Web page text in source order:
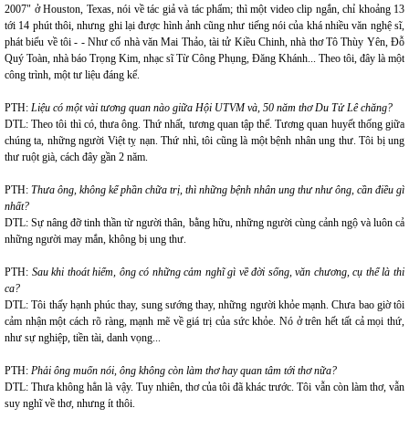
2007" ở Houston, Texas, nói về tác giả và tác phẩm; thì một video clip ngắn, chỉ khoảng 13
tới 14 phút thôi, nhưng ghi lại được hình ảnh cũng như tiếng nói của khá nhiều văn nghệ sĩ,
phát biểu về tôi - - Như cố nhà văn Mai Thảo, tài tử Kiều Chinh, nhà thơ Tô Thùy Yên, Đỗ
Quý Toàn, nhà báo Trọng Kim, nhạc sĩ Từ Công Phụng, Đăng Khánh... Theo tôi, đây là một
công trình, một tư liệu đáng kể.
PTH: Liệu có một vài tương quan nào giữa Hội UTVM và, 50 năm thơ Du Tử Lê chăng?
DTL: Theo tôi thì có, thưa ông. Thứ nhất, tương quan tập thể. Tương quan huyết thống giữa
chúng ta, những người Việt tỵ nạn. Thứ nhì, tôi cũng là một bệnh nhân ung thư. Tôi bị ung
thư ruột già, cách đây gần 2 năm.
PTH: Thưa ông, không kể phần chữa trị, thì những bệnh nhân ung thư như ông, cần điều gì
nhất?
DTL: Sự nâng đỡ tinh thần từ người thân, bằng hữu, những người cùng cảnh ngộ và luôn cả
những người may mắn, không bị ung thư.
PTH: Sau khi thoát hiểm, ông có những cảm nghĩ gì về đời sống, văn chương, cụ thể là thi
ca?
DTL: Tôi thấy hạnh phúc thay, sung sướng thay, những người khỏe mạnh. Chưa bao giờ tôi
cảm nhận một cách rõ ràng, mạnh mẽ về giá trị của sức khỏe. Nó ở trên hết tất cả mọi thứ,
như sự nghiệp, tiền tài, danh vọng...
PTH: Phải ông muốn nói, ông không còn làm thơ hay quan tâm tới thơ nữa?
DTL: Thưa không hẳn là vậy. Tuy nhiên, thơ của tôi đã khác trước. Tôi vẫn còn làm thơ, vẫn
suy nghĩ về thơ, nhưng ít thôi.